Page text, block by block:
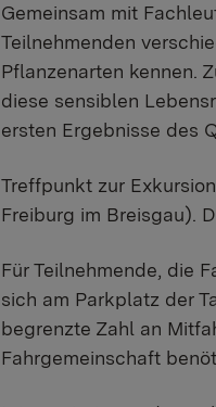
Gemeinsam mit
Teilnehmenden
Pflanzenarten kennen.
diese sensiblen
ersten Ergebnisse des
Treffpunkt zur
Freiburg im Breisgau).
Für Teilnehmende, die
sich am Parkplatz der
begrenzte Zahl an
Fahrgemeinschaft